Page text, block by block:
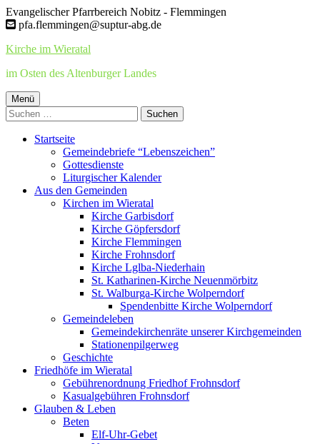
Springe
zum
Evangelischer Pfarrbereich Nobitz - Flemmingen
pfa.flemmingen@suptur-abg.de
Kirche im Wieratal
im Osten des Altenburger Landes
Primäres
Menü
Menü
Suchen
nach:
Startseite
Gemeindebriefe “Lebenszeichen”
Gottesdienste
Liturgischer Kalender
Aus den Gemeinden
Kirchen im Wieratal
Kirche Garbisdorf
Kirche Göpfersdorf
Kirche Flemmingen
Kirche Frohnsdorf
Kirche Lglba-Niederhain
St. Katharinen-Kirche Neuenmörbitz
St. Walburga-Kirche Wolperndorf
Spendenbitte Kirche Wolperndorf
Gemeindeleben
Gemeindekirchenräte unserer Kirchgemeinden
Stationenpilgerweg
Geschichte
Friedhöfe im Wieratal
Gebührenordnung Friedhof Frohnsdorf
Kasualgebühren Frohnsdorf
Glauben & Leben
Beten
Elf-Uhr-Gebet